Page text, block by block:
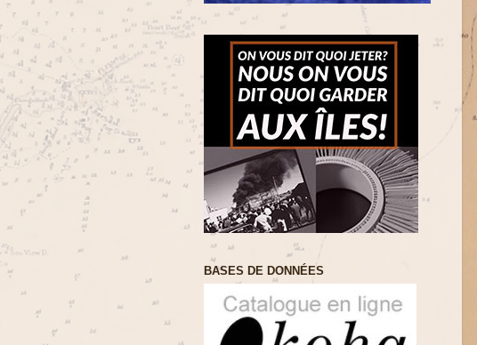
BASES DE DONNÉES